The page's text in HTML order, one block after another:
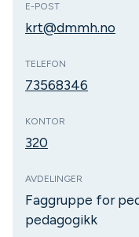
E-POST
krt@dmmh.no
TELEFON
73568346
KONTOR
320
AVDELINGER
Faggruppe for
pedagogikk